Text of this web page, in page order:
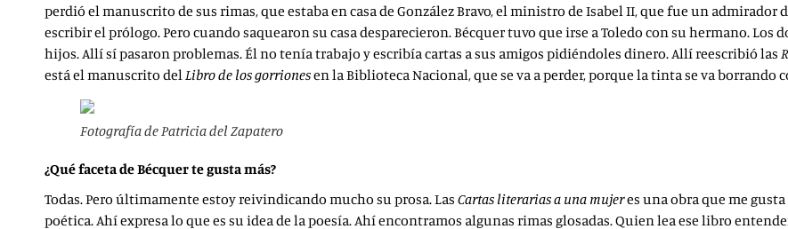
perdió el manuscrito de sus rimas, que estaba en casa de González Bravo, el ministro de Isabel II, que fue un admirador
escribir el prólogo. Pero cuando saquearon su casa desparecieron. Bécquer tuvo que irse a Toledo con su hermano. Los
hijos. Allí sí pasaron problemas. Él no tenía trabajo y escribía cartas a sus amigos pidiéndoles dinero. Allí reescribió las
está el manuscrito delLibro de los gorrionesen la Biblioteca Nacional, que se va a perder, porque la tinta se va borrando
Fotografía de Patricia del Zapatero
¿Qué faceta de Bécquer te gusta más?
Todas. Pero últimamente estoy reivindicando mucho su prosa. Las Cartas literarias a una mujeres una obra que me
poética. Ahí expresa lo que es su idea de la poesía. Ahí encontramos algunas rimas glosadas. Quien lea ese libro